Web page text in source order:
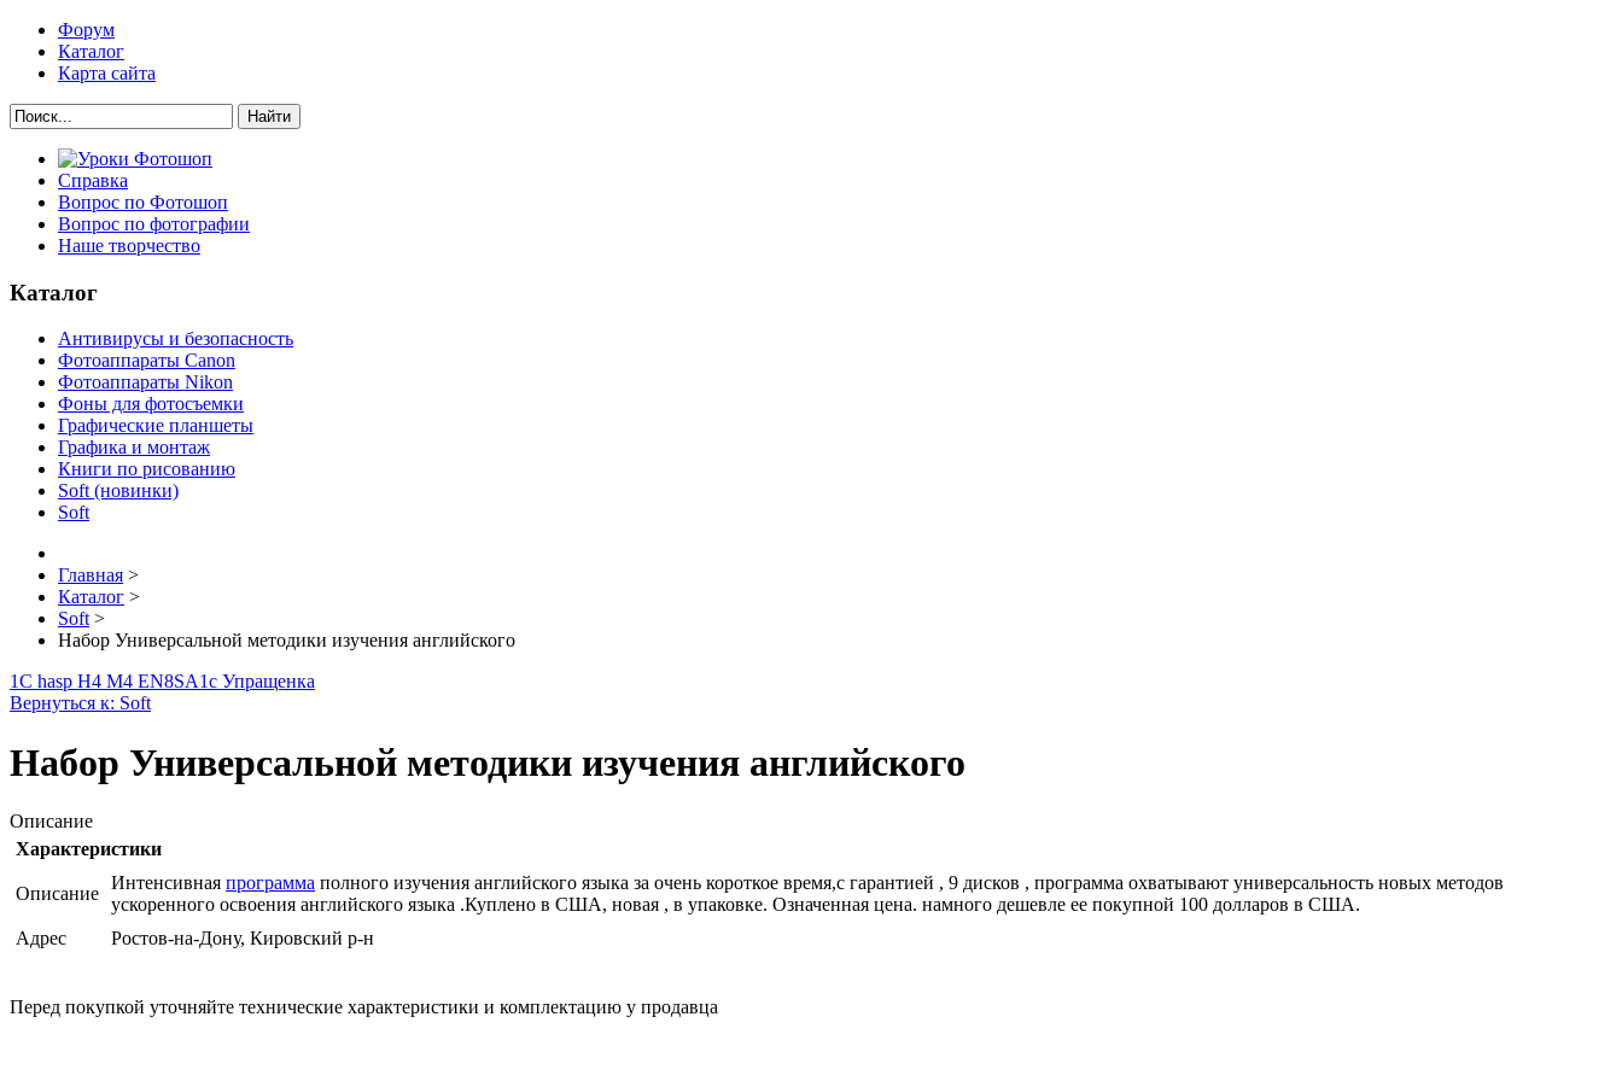
Форум
Каталог
Карта сайта
Найти
Справка
Вопрос по Фотошоп
Вопрос по фотографии
Наше творчество
Каталог
Антивирусы и безопасность
Фотоаппараты Canon
Фотоаппараты Nikon
Фоны для фотосъемки
Графические планшеты
Графика и монтаж
Книги по рисованию
Soft (новинки)
Soft
Главная >
Каталог >
Soft >
Набор Универсальной методики изучения английского
1С hasp H4 M4 EN8SA1с Упращенка
Вернуться к: Soft
Набор Универсальной методики изучения английского
Описание
Характеристики
Описание
Интенсивная программа полного изучения английского языка за очень короткое время,с гарантией , 9 дисков , программа охватывают универсальность новых методов
ускоренного освоения английского языка .Куплено в США, новая , в упаковке. Означенная цена. намного дешевле ее покупной 100 долларов в США.
Адрес
Ростов-на-Дону, Кировский р-н
Перед покупкой уточняйте технические характеристики и комплектацию у продавца